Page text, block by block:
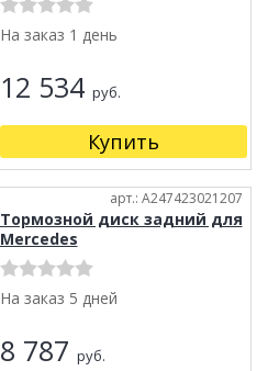
На заказ 1 день
12 534 руб.
Купить
арт.: A247423021207
Тормозной диск задний для
Mercedes
На заказ 5 дней
8 787 руб.